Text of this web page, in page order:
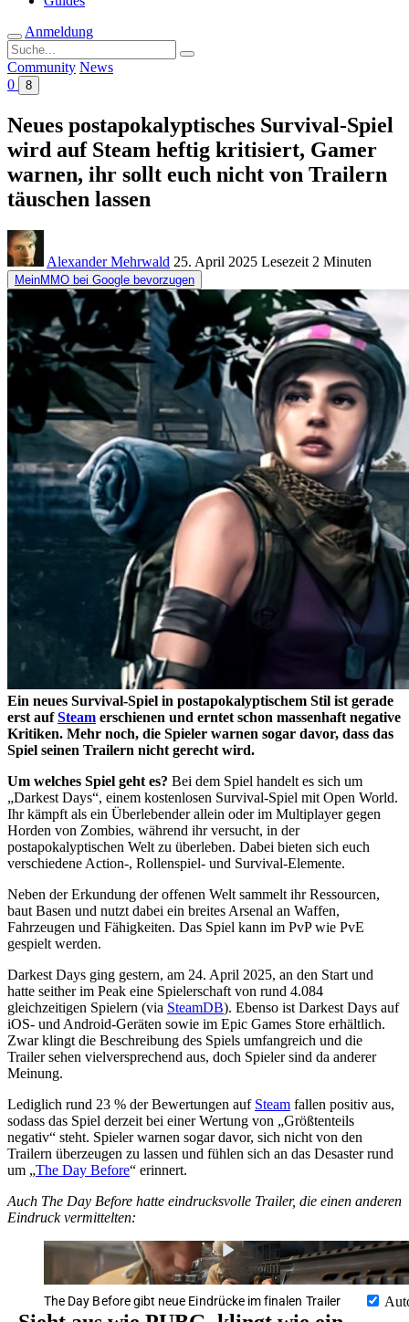
Anmeldung
Suche
nach:
Community News
0
8
Neues postapokalyptisches Survival-Spiel
wird auf Steam heftig kritisiert, Gamer
warnen, ihr sollt euch nicht von Trailern
täuschen lassen
Alexander Mehrwald 25. April 2025 Lesezeit 2 Minuten
MeinMMO bei Google bevorzugen
Ein neues Survival-Spiel in postapokalyptischem Stil ist gerade
erst aufSteam erschienen und erntet schon massenhaft negative
Kritiken. Mehr noch, die Spieler warnen sogar davor, dass das
Spiel seinen Trailern nicht gerecht wird.
Um welches Spiel geht es? Bei dem Spiel handelt es sich um
„Darkest Days“, einem kostenlosen Survival-Spiel mit Open World.
Ihr kämpft als ein Überlebender allein oder im Multiplayer gegen
Horden von Zombies, während ihr versucht, in der
postapokalyptischen Welt zu überleben. Dabei bieten sich euch
verschiedene Action-, Rollenspiel- und Survival-Elemente.
Neben der Erkundung der offenen Welt sammelt ihr Ressourcen,
baut Basen und nutzt dabei ein breites Arsenal an Waffen,
Fahrzeugen und Fähigkeiten. Das Spiel kann im PvP wie PvE
gespielt werden.
Darkest Days ging gestern, am 24. April 2025, an den Start und
hatte seither im Peak eine Spielerschaft von rund 4.084
gleichzeitigen Spielern (via SteamDB). Ebenso ist Darkest Days auf
iOS- und Android-Geräten sowie im Epic Games Store erhältlich.
Zwar klingt die Beschreibung des Spiels umfangreich und die
Trailer sehen vielversprechend aus, doch Spieler sind da anderer
Meinung.
Lediglich rund 23 % der Bewertungen auf Steam fallen positiv aus,
sodass das Spiel derzeit bei einer Wertung von „Größtenteils
negativ“ steht. Spieler warnen sogar davor, sich nicht von den
Trailern überzeugen zu lassen und fühlen sich an das Desaster rund
um „The Day Before“ erinnert.
Auch The Day Before hatte eindrucksvolle Trailer, die einen anderen
Eindruck vermittelten:
The Day Before gibt neue Eindrücke im finalen Trailer